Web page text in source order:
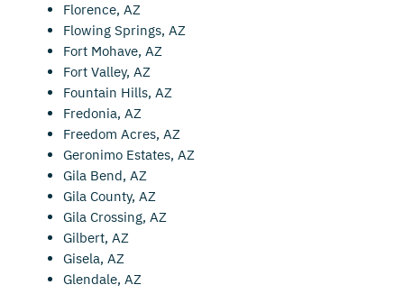
Florence, AZ
Flowing Springs, AZ
Fort Mohave, AZ
Fort Valley, AZ
Fountain Hills, AZ
Fredonia, AZ
Freedom Acres, AZ
Geronimo Estates, AZ
Gila Bend, AZ
Gila County, AZ
Gila Crossing, AZ
Gilbert, AZ
Gisela, AZ
Glendale, AZ